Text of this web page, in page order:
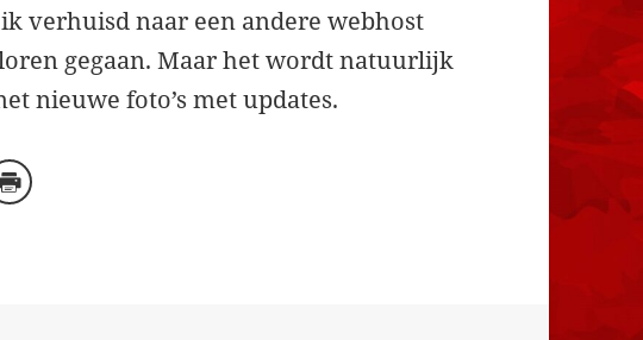
verhuisd naar een andere webhost
gegaan. Maar het wordt natuurlijk
nieuwe foto’s met updates.